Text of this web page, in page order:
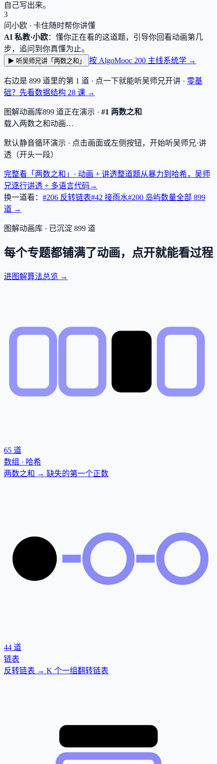
自己写出来。
3
问小欧 · 卡住随时帮你讲懂
AI 私教·小欧：懂你正在看的这道题，引导你回看动画第几
步，追问到你真懂为止。
▶ 听吴师兄讲「两数之和」 按 AlgoMooc 200 主线系统学 →
右边是 899 道里的第 1 道 · 点一下就能听吴师兄开讲 · 零基
础？先看数据结构 28 课 →
图解动画库899 道正在演示 · #1 两数之和
载入两数之和动画…
默认静音循环演示 · 点击画面或左侧按钮，开始听吴师兄·讲
透（开头一段）
完整看「两数之和」· 动画 + 讲透整道题从暴力到哈希，吴师
兄逐行讲透 + 多语言代码 →
换一道看： #206 反转链表#42 接雨水#200 岛屿数量全部 899
道 →
图解动画库 · 已沉淀 899 道
每个专题都铺满了动画，点开就能看过程
进图解算法总览 →
65 道
数组 · 哈希
两数之和 → 缺失的第一个正数
44 道
链表
反转链表 → K 个一组翻转链表